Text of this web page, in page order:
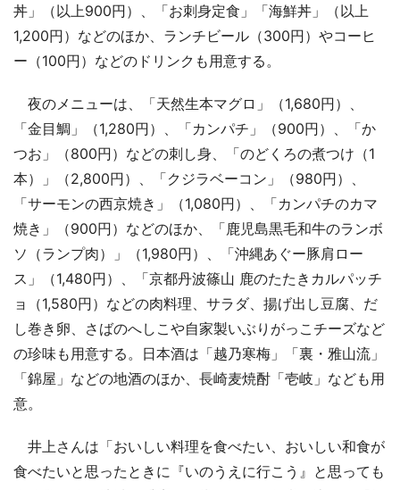
丼」（以上900円）、「お刺身定食」「海鮮丼」（以上
1,200円）などのほか、ランチビール（300円）やコーヒ
ー（100円）などのドリンクも用意する。
夜のメニューは、「天然生本マグロ」（1,680円）、
「金目鯛」（1,280円）、「カンパチ」（900円）、「か
つお」（800円）などの刺し身、「のどくろの煮つけ（1
本）」（2,800円）、「クジラベーコン」（980円）、
「サーモンの西京焼き」（1,080円）、「カンパチのカマ
焼き」（900円）などのほか、「鹿児島黒毛和牛のランボ
ソ（ランプ肉）」（1,980円）、「沖縄あぐー豚肩ロー
ス」（1,480円）、「京都丹波篠山 鹿のたたきカルパッチ
ョ（1,580円）などの肉料理、サラダ、揚げ出し豆腐、だ
し巻き卵、さばのへしこや自家製いぶりがっこチーズなど
の珍味も用意する。日本酒は「越乃寒梅」「裏・雅山流」
「錦屋」などの地酒のほか、長崎麦焼酎「壱岐」なども用
意。
井上さんは「おいしい料理を食べたい、おいしい和食が
食べたいと思ったときに『いのうえに行こう』と思っても